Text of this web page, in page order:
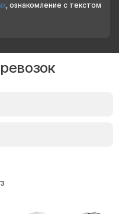
, ознакомление с текстом